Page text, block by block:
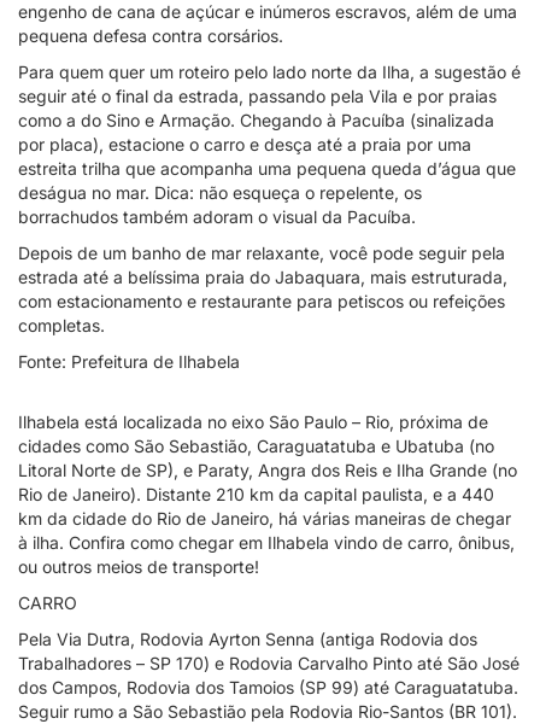
engenho de cana de açúcar e inúmeros escravos, além de uma
pequena defesa contra corsários.
Para quem quer um roteiro pelo lado norte da Ilha, a sugestão é
seguir até o final da estrada, passando pela Vila e por praias
como a do Sino e Armação. Chegando à Pacuíba (sinalizada
por placa), estacione o carro e desça até a praia por uma
estreita trilha que acompanha uma pequena queda d’água que
deságua no mar. Dica: não esqueça o repelente, os
borrachudos também adoram o visual da Pacuíba.
Depois de um banho de mar relaxante, você pode seguir pela
estrada até a belíssima praia do Jabaquara, mais estruturada,
com estacionamento e restaurante para petiscos ou refeições
completas.
Fonte: Prefeitura de Ilhabela
Ilhabela está localizada no eixo São Paulo – Rio, próxima de
cidades como São Sebastião, Caraguatatuba e Ubatuba (no
Litoral Norte de SP), e Paraty, Angra dos Reis e Ilha Grande (no
Rio de Janeiro). Distante 210 km da capital paulista, e a 440
km da cidade do Rio de Janeiro, há várias maneiras de chegar
à ilha. Confira como chegar em Ilhabela vindo de carro, ônibus,
ou outros meios de transporte!
CARRO
Pela Via Dutra, Rodovia Ayrton Senna (antiga Rodovia dos
Trabalhadores – SP 170) e Rodovia Carvalho Pinto até São José
dos Campos, Rodovia dos Tamoios (SP 99) até Caraguatatuba.
Seguir rumo a São Sebastião pela Rodovia Rio-Santos (BR 101).